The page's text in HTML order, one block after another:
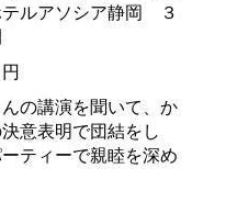
ルアソシア静岡 ３
の講演を聞いて、か
意表明で団結をし
ティーで親睦を深め